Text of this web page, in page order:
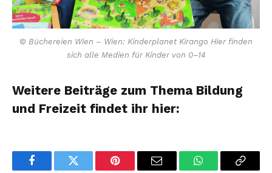
© Büchereien Wien – Wien: Kinderplanet Kirango Hier finden
sich alle Medien für Kinder von 0–14
Weitere Beiträge zum Thema Bildung
und Freizeit findet ihr hier:
FacebookTwitter Pinterest Email WhatsAppCopy